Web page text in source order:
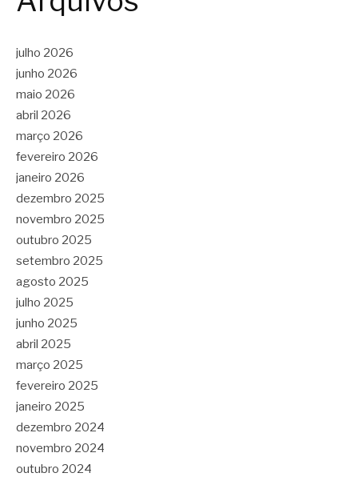
julho 2026
junho 2026
maio 2026
abril 2026
março 2026
fevereiro 2026
janeiro 2026
dezembro 2025
novembro 2025
outubro 2025
setembro 2025
agosto 2025
julho 2025
junho 2025
abril 2025
março 2025
fevereiro 2025
janeiro 2025
dezembro 2024
novembro 2024
outubro 2024